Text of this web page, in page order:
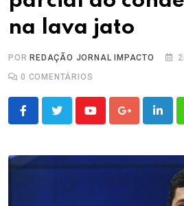
na lava jato
POR REDAÇÃO JORNAL IMPACTO
0 COMENTÁRIOS
YoutubeGoogle+